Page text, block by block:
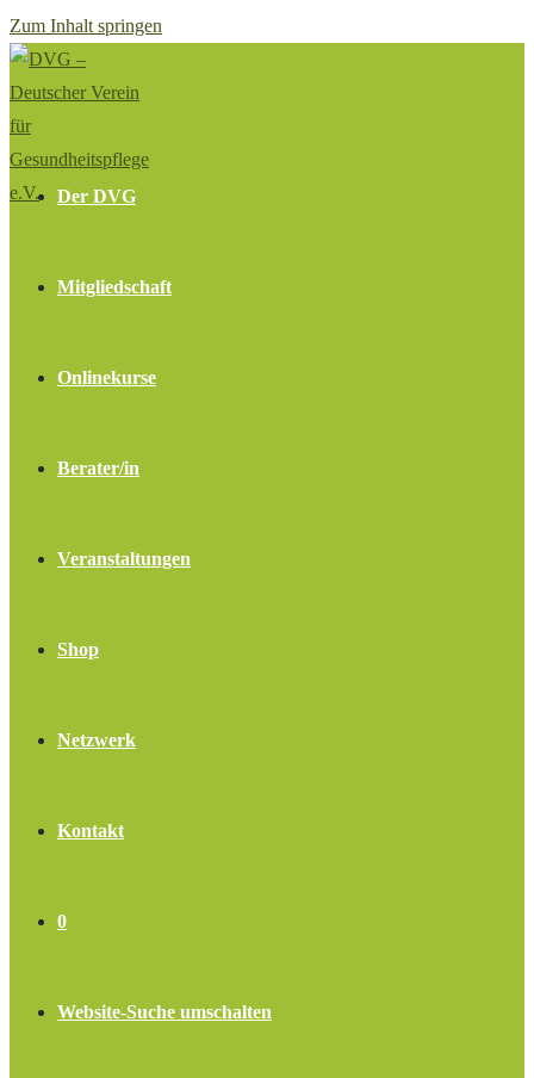
Zum Inhalt springen
Der DVG
Mitgliedschaft
Onlinekurse
Berater/in
Veranstaltungen
Shop
Netzwerk
Kontakt
0
Website-Suche umschalten